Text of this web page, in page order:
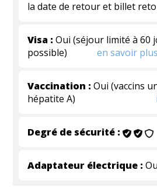
la date de retour et billet
Visa : Oui (séjour limité à 60
possible)
en savoir plus
Vaccination : Oui (vaccins
hépatite A)
Degré de sécurité :
Adaptateur électrique :